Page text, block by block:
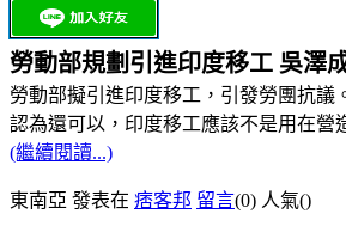
勞動部規劃引進印度移工 吳澤
勞動部擬引進印度移工，引發勞團抗議
認為還可以，印度移工應該不是用在營
(繼續閱讀...)
東南亞 發表在 痞客邦 留言(0) 人氣()